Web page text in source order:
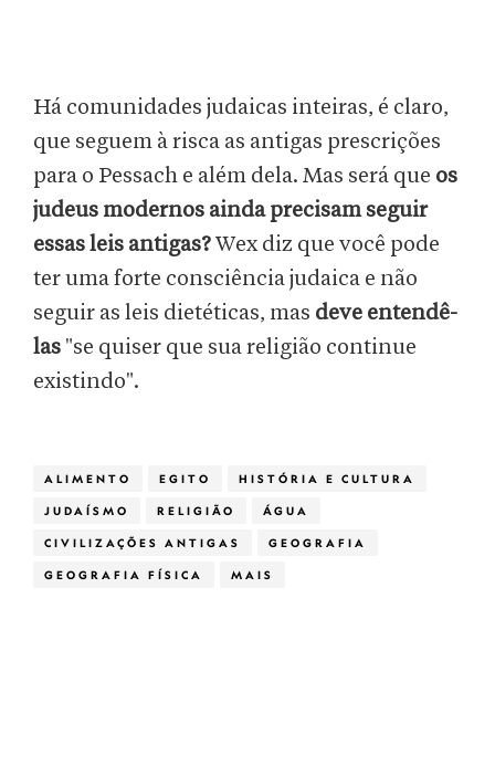
Há comunidades judaicas inteiras, é claro,
que seguem à risca as antigas prescrições
para o Pessach e além dela. Mas será que os
judeus modernos ainda precisam seguir
essas leis antigas?Wex diz que você pode
ter uma forte consciência judaica e não
seguir as leis dietéticas, mas deve entendê-
las "se quiser que sua religião continue
existindo".
ALIMENTO EGITO HISTÓRIA E CULTURA
JUDAÍSMO RELIGIÃO ÁGUA
CIVILIZAÇÕES ANTIGAS GEOGRAFIA
GEOGRAFIA FÍSICA MAIS